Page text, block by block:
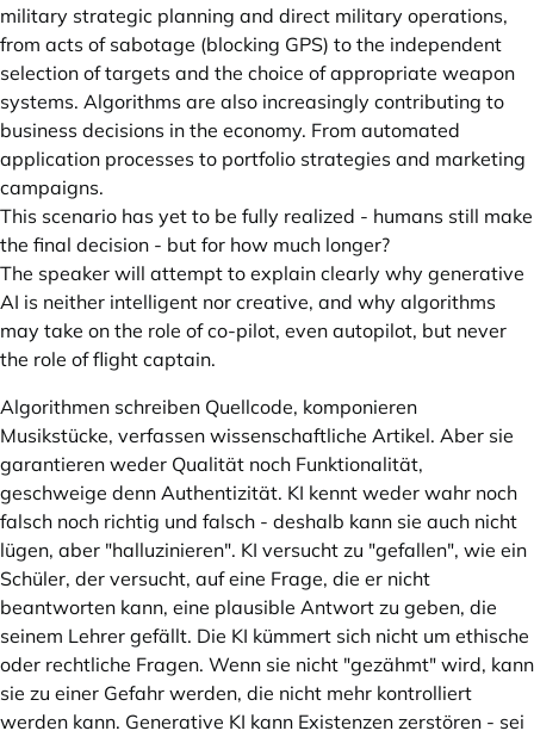
military strategic planning and direct military operations,
from acts of sabotage (blocking GPS) to the independent
selection of targets and the choice of appropriate weapon
systems. Algorithms are also increasingly contributing to
business decisions in the economy. From automated
application processes to portfolio strategies and marketing
campaigns.
This scenario has yet to be fully realized - humans still make
the final decision - but for how much longer?
The speaker will attempt to explain clearly why generative
AI is neither intelligent nor creative, and why algorithms
may take on the role of co-pilot, even autopilot, but never
the role of flight captain.
Algorithmen schreiben Quellcode, komponieren
Musikstücke, verfassen wissenschaftliche Artikel. Aber sie
garantieren weder Qualität noch Funktionalität,
geschweige denn Authentizität. KI kennt weder wahr noch
falsch noch richtig und falsch - deshalb kann sie auch nicht
lügen, aber "halluzinieren". KI versucht zu "gefallen", wie ein
Schüler, der versucht, auf eine Frage, die er nicht
beantworten kann, eine plausible Antwort zu geben, die
seinem Lehrer gefällt. Die KI kümmert sich nicht um ethische
oder rechtliche Fragen. Wenn sie nicht "gezähmt" wird, kann
sie zu einer Gefahr werden, die nicht mehr kontrolliert
werden kann. Generative KI kann Existenzen zerstören - sei